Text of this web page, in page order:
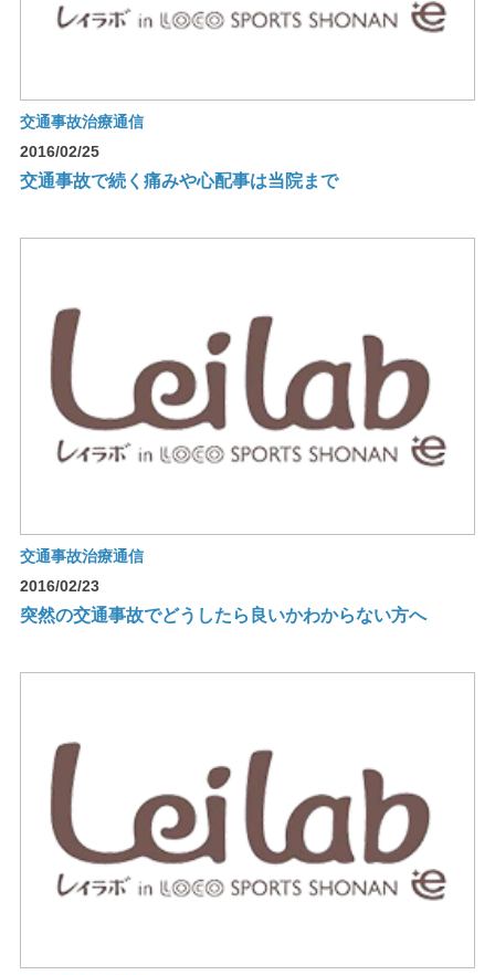
交通事故治療通信
2016/02/25
交通事故で続く痛みや心配事は当院まで
交通事故治療通信
2016/02/23
突然の交通事故でどうしたら良いかわからない方へ